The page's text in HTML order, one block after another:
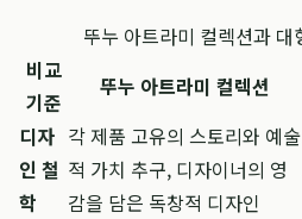
뚜누 아트라미 컬렉션과 대
비교
기준
뚜누 아트라미 컬렉션
디자
인 철
학
각 제품 고유의 스토리와 예술
적 가치 추구, 디자이너의 영
감을 담은 독창적 디자인